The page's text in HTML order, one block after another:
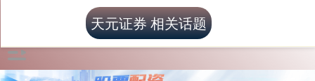
天元证券 相关话题